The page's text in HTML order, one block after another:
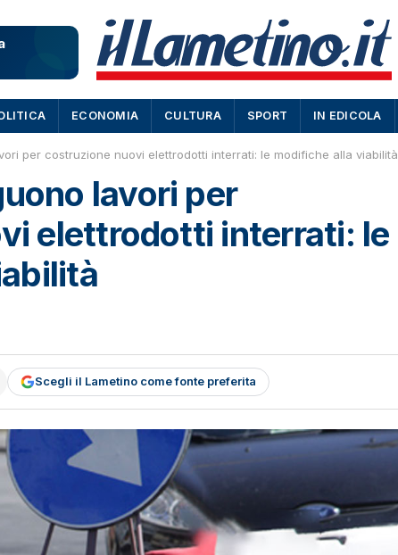
ECONOMIA CULTURA SPORT IN EDICOLA
per costruzione nuovi elettrodotti interrati: le modifiche alla viabilità
lavori per
elettrodotti interrati: le
Scegli il Lametino come fonte preferita